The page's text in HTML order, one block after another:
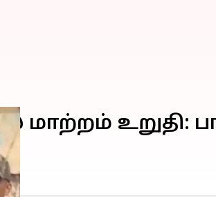
மாற்றம் உறுதி: